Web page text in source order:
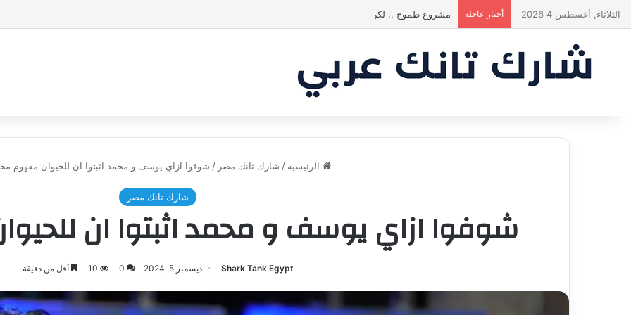
الثلاثاء, أغسطس 4 2026 أخبار عاجلة مشروع طموح .. لكن التقييم كان أكبر من أن يقنع الشاركس | #شارك تانك لعراق
الرئيسية / شارك تانك مصر / شوفوا ازاي يوسف و محمد اثبتوا ان للحيوان مفهوم
شارك تانك مصر
شوفوا ازاي يوسف و محمد اثبتوا ان
Shark Tank Egypt ديسمبر 5, 2024 0
10 أقل من دقيقة